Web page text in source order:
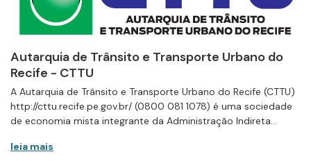
Autarquia de Trânsito e Transporte Urbano do
Recife - CTTU
A Autarquia de Trânsito e Transporte Urbano do Recife (CTTU)
http://cttu.recife.pe.gov.br/ (0800 081 1078) é uma sociedade
de economia mista integrante da Administração Indireta...
leia mais